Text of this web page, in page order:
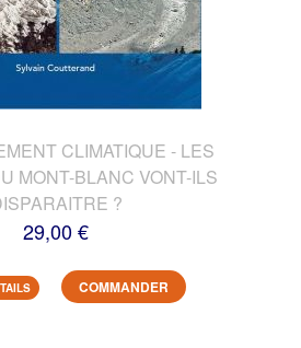
CLIMATIQUE - LES
MONT-BLANC VONT-ILS
?
29,00 €
COMMANDER